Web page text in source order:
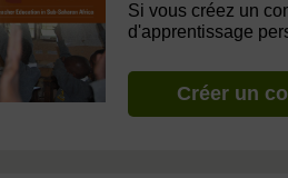
Si vous créez un
d'apprentissage
Créer un